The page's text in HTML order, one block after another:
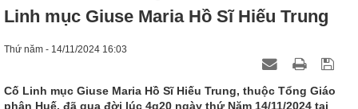
Linh mục Giuse Maria Hồ Sĩ Hiếu Trung
Thứ năm - 14/11/2024 16:03
Cố Linh mục Giuse Maria Hồ Sĩ Hiếu Trung, thuộc Tổng Giáo
phận Huế, đã qua đời lúc 4g20 ngày thứ Năm 14/11/2024 tại